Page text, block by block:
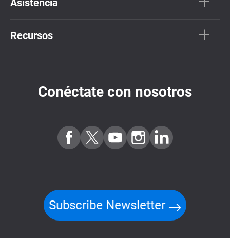
Asistencia
Recursos
Conéctate con nosotros
Subscribe Newsletter